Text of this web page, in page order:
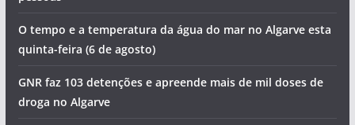
O tempo e a temperatura da água do mar no Algarve esta
quinta-feira (6 de agosto)
GNR faz 103 detenções e apreende mais de mil doses de
droga no Algarve